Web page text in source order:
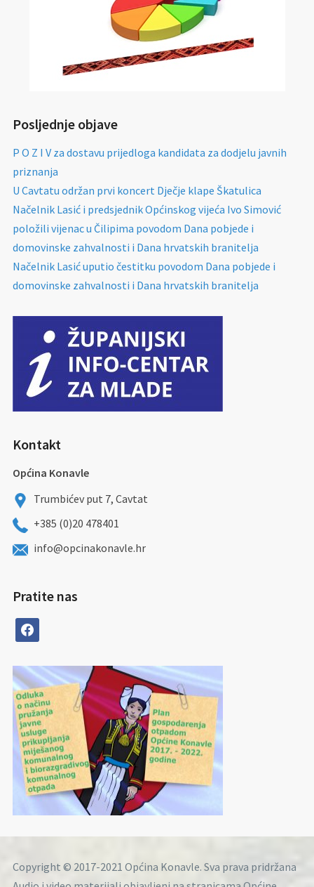
Posljednje objave
P O Z I V za dostavu prijedloga kandidata za dodjelu javnih
priznanja
U Cavtatu održan prvi koncert Dječje klape Škatulica
Načelnik Lasić i predsjednik Općinskog vijeća Ivo Simović
položili vijenac u Čilipima povodom Dana pobjede i
domovinske zahvalnosti i Dana hrvatskih branitelja
Načelnik Lasić uputio čestitku povodom Dana pobjede i
domovinske zahvalnosti i Dana hrvatskih branitelja
Kontakt
Općina Konavle
Trumbićev put 7, Cavtat
+385 (0)20 478401
info@opcinakonavle.hr
Pratite nas
facebook
Copyright © 2017-2021 Općina Konavle. Sva prava pridržana